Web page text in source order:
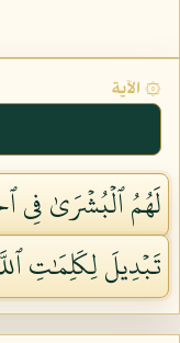
۞ الآية
لَهُمُ ٱلۡبُشۡرَىٰ فِي
تَبۡدِيلَ لِكَلِمَٰتِ